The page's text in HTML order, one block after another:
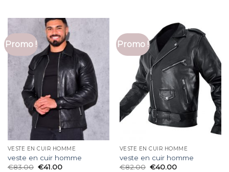
Promo !
VESTE EN CUIR HOMME
veste en cuir homme
€83.00 €41.00
Promo !
VESTE EN CUIR HOMME
veste en cuir homme
€82.00 €40.00